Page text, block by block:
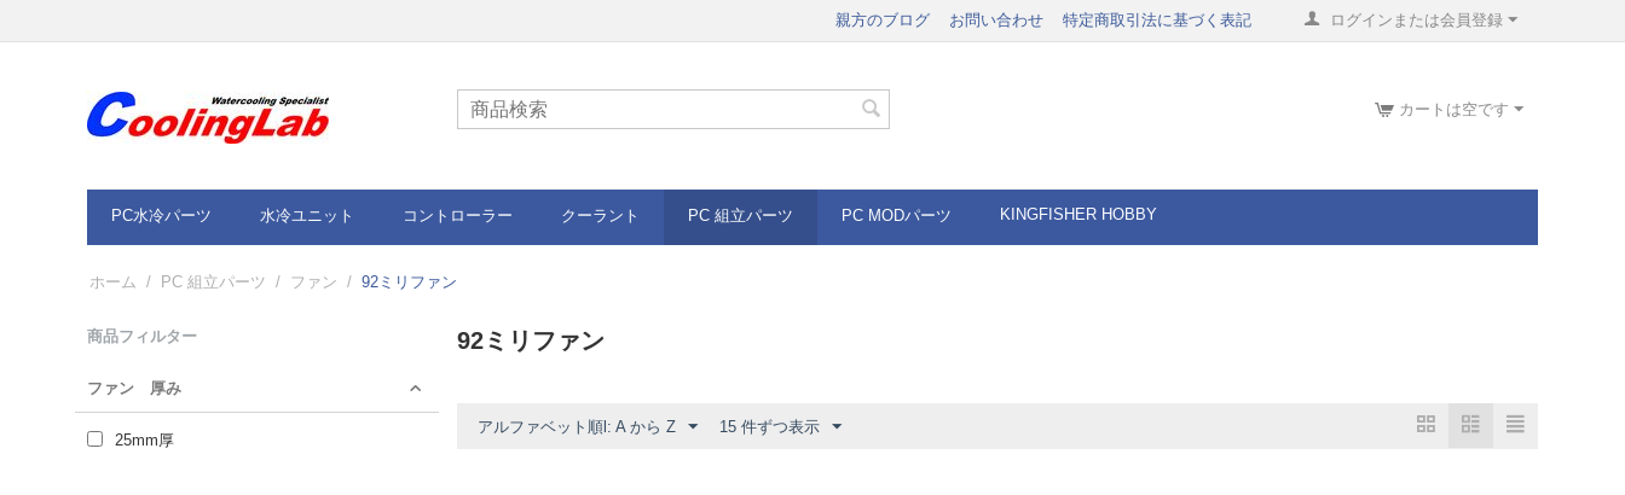
ログインまたは会員登録
親方のブログ お問い合わせ 特定商取引法に基づく表記
カートは空です
PC水冷パーツ 水冷ユニット コントローラー クーラント PC 組立パーツ PC MODパーツ KINGFISHER HOBBY
ホーム / PC 組立パーツ / ファン / 92ミリファン
商品フィルター
ファン 厚み
25mm厚
92ミリファン
アルファベット順l: A から Z 15 件ずつ表示